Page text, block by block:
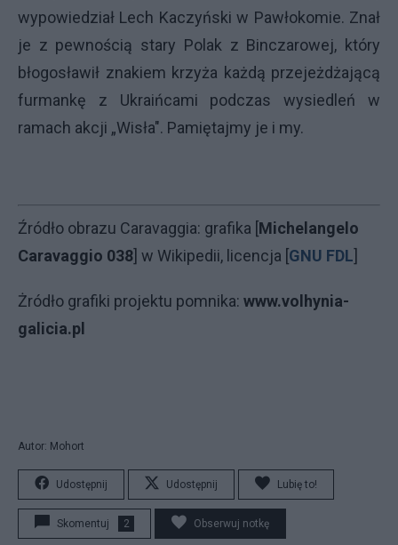
wypowiedział Lech Kaczyński w Pawłokomie. Znał
je z pewnością stary Polak z Binczarowej, który
błogosławił znakiem krzyża każdą przejeżdżającą
furmankę z Ukraińcami podczas wysiedleń w
ramach akcji „Wisła". Pamiętajmy je i my.
Źródło obrazu Caravaggia: grafika [Michelangelo
Caravaggio 038] w Wikipedii, licencja [GNU FDL]
Żródło grafiki projektu pomnika: www.volhynia-
galicia.pl
Autor: Mohort
Udostępnij Udostępnij Lubię to!
Skomentuj 2 Obserwuj notkę